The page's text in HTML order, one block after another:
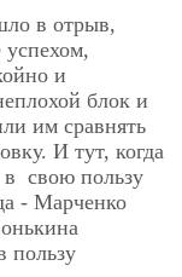
в отрыв,
успехом,
и
блок и
им сравнять
И тут, когда
в свою пользу
- Марченко
пользу